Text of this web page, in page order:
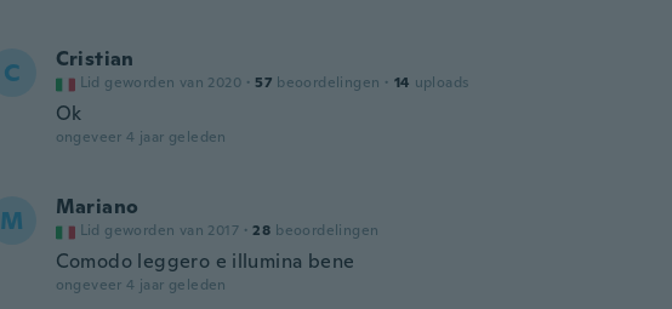
C Cristian
Lid geworden van 2020 · 57 beoordelingen · 14 uploads
Ok
ongeveer 4 jaar geleden
M Mariano
Lid geworden van 2017 · 28 beoordelingen
Comodo leggero e illumina bene
ongeveer 4 jaar geleden